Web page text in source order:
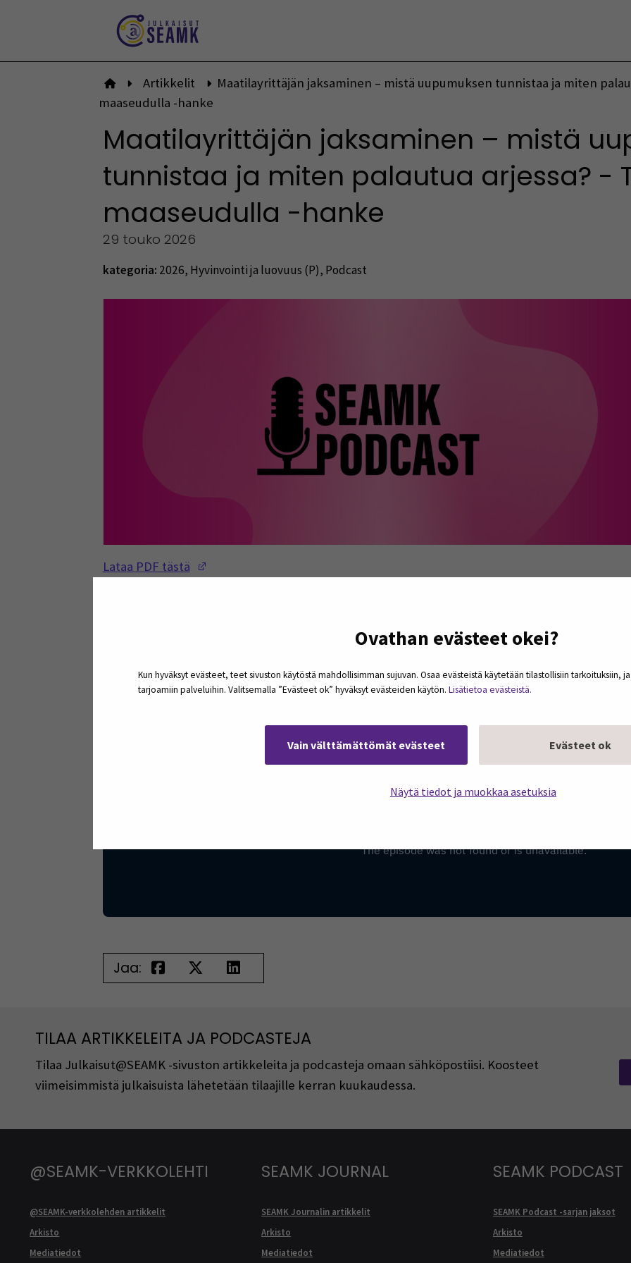
Ovathan evästeet okei?
Kun hyväksyt evästeet, teet sivuston käytöstä mahdollisimman sujuvan. Osaa evästeistä käytetään tilastollisiin tarkoituksiin,
tarjoamiin palveluihin. Valitsemalla ”Evästeet ok” hyväksyt evästeiden käytön. Lisätietoa evästeistä.
Vain välttämättömät evästeet Evästeet ok
Näytä tiedot ja muokkaa asetuksia
Etusivulle
Artikkelit
Maatilayrittäjän jaksaminen – mistä uupumuksen tunnistaa ja miten
maaseudulla -hanke
Maatilayrittäjän jaksaminen – mistä
tunnistaa ja miten palautua arjessa? -
maaseudulla -hanke
29 touko 2026
kategoria: 2026, Hyvinvointi ja luovuus (P), Podcast
Lataa PDF tästä
Vieraana ovat työkykyneuvoja Johanna Lehtonen sekä fysioterapeutti ja lehtori Marjut
mielen että kehon kuormitus, varhaisen avun merkitys ja konkreettiset keinot
(Opens in a new window)
Jaa:
TILAA ARTIKKELEITA JA PODCASTEJA
Tilaa Julkaisut@SEAMK -sivuston artikkeleita ja podcasteja omaan sähköpostiisi. Koosteet
viimeisimmistä julkaisuista lähetetään tilaajille kerran kuukaudessa.
@SEAMK-VERKKOLEHTI
@SEAMK-verkkolehden artikkelit
Arkisto
Mediatiedot
SEAMK JOURNAL
SEAMK Journalin artikkelit
Arkisto
Mediatiedot
SEAMK PODCAST
SEAMK Podcast -sarjan jaksot
Arkisto
Mediatiedot